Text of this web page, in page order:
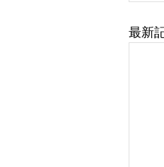
最新